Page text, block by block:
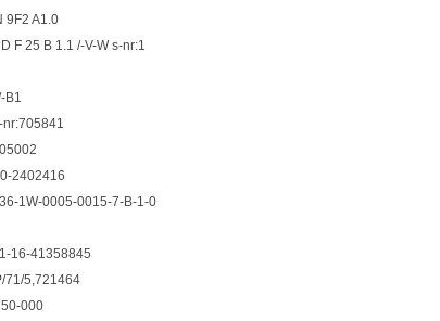
9F2 A1.0
F 25 B 1.1 /-V-W s-nr:1
B1
nr:705841
2402416
1W-0005-0015-7-B-1-0
16-41358845
71/5,721464
000